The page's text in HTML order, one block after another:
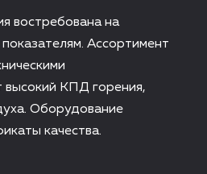
востребована на
Ассортимент
высокий КПД горения,
Оборудование
качества.